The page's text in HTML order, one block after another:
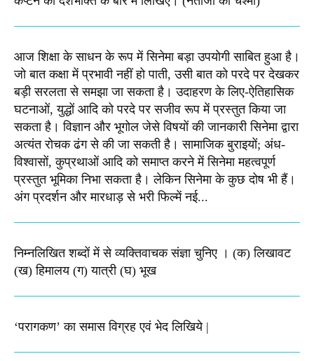
आज शिक्षा के साधन के रूप में सिनेमा बड़ा उपयोगी साबित हुआ है।
जो बात कक्षा में प्रभावी नहीं हो पाती, उसी बात को परदे पर देखकर
बड़ी सरलता से समझा जा सकता है। उदाहरण के लिए-ऐतिहासिक
घटनाओं, युद्धों आदि को परदे पर सजीव रूप में प्रस्तुत किया जा
सकता है। विज्ञान और भूगोल जेसे विषयों की जानकारी सिनेमा द्वारा
अत्यंत रोचक ढंग से की जा सकती है। सामाजिक बुराइयों; अंध-
विश्वासों, कुप्रथाओं आदि को समाप्त करने में सिनेमा महत्वपूर्ण
प्रस्तुत भूमिका निभा सकता है। लेकिन सिनेमा के कुछ दोष भी हैं।
अंग प्रदर्शन और मारधाड़ से भरी फिल्में नई...
निम्नलिखित शब्दों में से व्यक्तिवाचक संज्ञा चुनिए । (क) लिखावट
(ख) हिमालय (ग) यात्री (घ) भूख​
‘परागकण’ का समास विग्रह एवं भेद लिखिये |